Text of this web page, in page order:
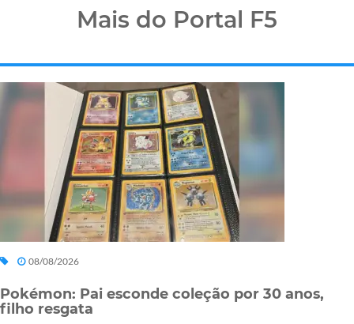
Mais do Portal F5
08/08/2026
Pokémon: Pai esconde coleção por 30 anos,
filho resgata